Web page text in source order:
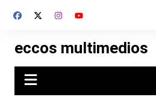
eccos multimedios